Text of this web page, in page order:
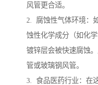
风管更合适。
2. 腐蚀性气体环境：
蚀性化学成分（如化
镀锌层会被快速腐蚀
管或玻璃钢风管。
3. 食品医药行业：在